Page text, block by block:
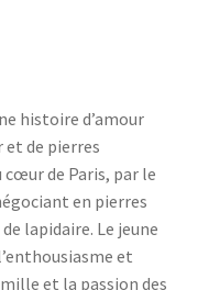
histoire d’amour
et de pierres
de Paris, par le
en pierres
lapidaire. Le jeune
et
et la passion des